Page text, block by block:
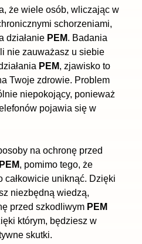
że wiele osób, wliczając w
schorzeniami,
działanie PEM. Badania
nie zauważasz u siebie
PEM, zjawisko to
Twoje zdrowie. Problem
niepokojący, ponieważ
pojawia się w
na ochronę przed
PEM, pomimo tego, że
całkowicie uniknąć. Dzięki
niezbędną wiedzą,
przed szkodliwym PEM
którym, będziesz w
skutki.